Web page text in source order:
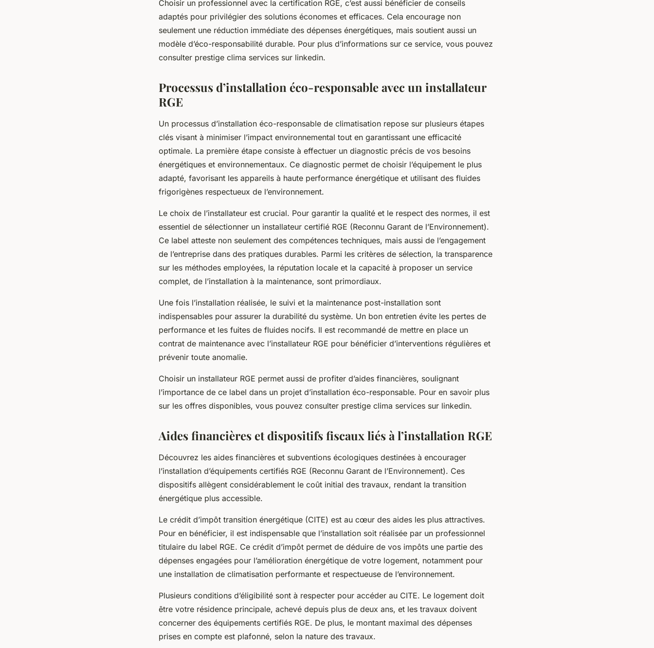
Choisir un professionnel avec la certification RGE, c’est aussi bénéficier de conseils
adaptés pour privilégier des solutions économes et efficaces. Cela encourage non
seulement une réduction immédiate des dépenses énergétiques, mais soutient aussi un
modèle d’éco-responsabilité durable. Pour plus d’informations sur ce service, vous pouvez
consulter prestige clima services sur linkedin.
Processus d’installation éco-responsable avec un installateur
RGE
Un processus d’installation éco-responsable de climatisation repose sur plusieurs étapes
clés visant à minimiser l’impact environnemental tout en garantissant une efficacité
optimale. La première étape consiste à effectuer un diagnostic précis de vos besoins
énergétiques et environnementaux. Ce diagnostic permet de choisir l’équipement le plus
adapté, favorisant les appareils à haute performance énergétique et utilisant des fluides
frigorigènes respectueux de l’environnement.
Le choix de l’installateur est crucial. Pour garantir la qualité et le respect des normes, il est
essentiel de sélectionner un installateur certifié RGE (Reconnu Garant de l’Environnement).
Ce label atteste non seulement des compétences techniques, mais aussi de l’engagement
de l’entreprise dans des pratiques durables. Parmi les critères de sélection, la transparence
sur les méthodes employées, la réputation locale et la capacité à proposer un service
complet, de l’installation à la maintenance, sont primordiaux.
Une fois l’installation réalisée, le suivi et la maintenance post-installation sont
indispensables pour assurer la durabilité du système. Un bon entretien évite les pertes de
performance et les fuites de fluides nocifs. Il est recommandé de mettre en place un
contrat de maintenance avec l’installateur RGE pour bénéficier d’interventions régulières et
prévenir toute anomalie.
Choisir un installateur RGE permet aussi de profiter d’aides financières, soulignant
l’importance de ce label dans un projet d’installation éco-responsable. Pour en savoir plus
sur les offres disponibles, vous pouvez consulter prestige clima services sur linkedin.
Aides financières et dispositifs fiscaux liés à l’installation RGE
Découvrez les aides financières et subventions écologiques destinées à encourager
l’installation d’équipements certifiés RGE (Reconnu Garant de l’Environnement). Ces
dispositifs allègent considérablement le coût initial des travaux, rendant la transition
énergétique plus accessible.
Le crédit d’impôt transition énergétique (CITE) est au cœur des aides les plus attractives.
Pour en bénéficier, il est indispensable que l’installation soit réalisée par un professionnel
titulaire du label RGE. Ce crédit d’impôt permet de déduire de vos impôts une partie des
dépenses engagées pour l’amélioration énergétique de votre logement, notamment pour
une installation de climatisation performante et respectueuse de l’environnement.
Plusieurs conditions d’éligibilité sont à respecter pour accéder au CITE. Le logement doit
être votre résidence principale, achevé depuis plus de deux ans, et les travaux doivent
concerner des équipements certifiés RGE. De plus, le montant maximal des dépenses
prises en compte est plafonné, selon la nature des travaux.